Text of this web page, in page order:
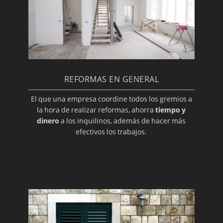
REFORMAS EN GENERAL
El que una empresa coordine todos los gremios a
la hora de realizar reformas, ahorratiempo y
dinero a los inquilinos, además de hacer más
efectivos los trabajos.